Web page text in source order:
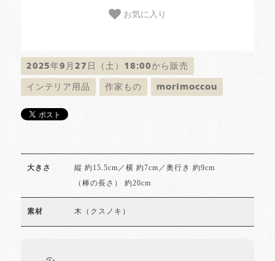
お気に入り
2025年9月27日（土）18:00から販売
インテリア用品 作家もの morimoccou
大きさ 縦 約15.5cm／横 約7cm／奥行き 約9cm
（棒の長さ） 約20cm
素材 木（クスノキ）